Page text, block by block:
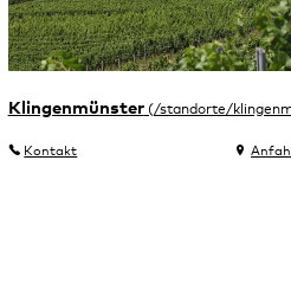
Klingenmünster
Kontakt